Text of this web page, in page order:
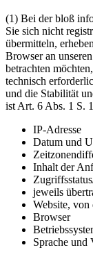
(1) Bei der bloß
Sie sich nicht
übermitteln,
Browser an
betrachten
technisch
und die Stabilität
ist Art. 6 Abs. 1 S.
IP-Adresse
Datum und
Inhalt der
jeweils
Website,
Browser
Sprache und